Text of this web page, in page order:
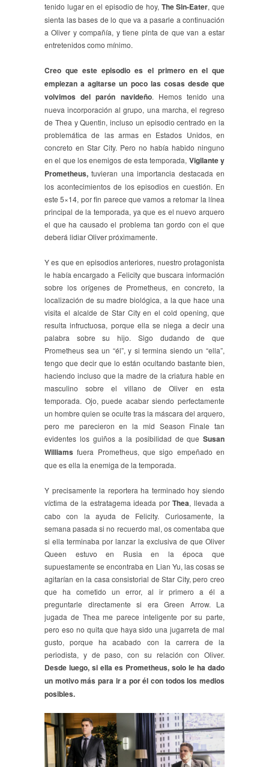
tenido lugar en el episodio de hoy, The Sin-Eater, que
sienta las bases de lo que va a pasarle a continuación
a Oliver y compañía, y tiene pinta de que van a estar
entretenidos como mínimo.
Creo que este episodio es el primero en el que
empiezan a agitarse un poco las cosas desde que
volvimos del parón navideño. Hemos tenido una
nueva incorporación al grupo, una marcha, el regreso
de Thea y Quentin, incluso un episodio centrado en la
problemática de las armas en Estados Unidos, en
concreto en Star City. Pero no había habido ninguno
en el que los enemigos de esta temporada, Vigilante y
Prometheus, tuvieran una importancia destacada en
los acontecimientos de los episodios en cuestión. En
este 5×14, por fin parece que vamos a retomar la línea
principal de la temporada, ya que es el nuevo arquero
el que ha causado el problema tan gordo con el que
deberá lidiar Oliver próximamente.
Y es que en episodios anteriores, nuestro protagonista
le había encargado a Felicity que buscara información
sobre los orígenes de Prometheus, en concreto, la
localización de su madre biológica, a la que hace una
visita el alcalde de Star City en el cold opening, que
resulta infructuosa, porque ella se niega a decir una
palabra sobre su hijo. Sigo dudando de que
Prometheus sea un “él”, y si termina siendo un “ella”,
tengo que decir que lo están ocultando bastante bien,
haciendo incluso que la madre de la criatura hable en
masculino sobre el villano de Oliver en esta
temporada. Ojo, puede acabar siendo perfectamente
un hombre quien se oculte tras la máscara del arquero,
pero me parecieron en la mid Season Finale tan
evidentes los guiños a la posibilidad de que Susan
Williams fuera Prometheus, que sigo empeñado en
que es ella la enemiga de la temporada.
Y precisamente la reportera ha terminado hoy siendo
víctima de la estratagema ideada por Thea, llevada a
cabo con la ayuda de Felicity. Curiosamente, la
semana pasada si no recuerdo mal, os comentaba que
si ella terminaba por lanzar la exclusiva de que Oliver
Queen estuvo en Rusia en la época que
supuestamente se encontraba en Lian Yu, las cosas se
agitarían en la casa consistorial de Star City, pero creo
que ha cometido un error, al ir primero a él a
preguntarle directamente si era Green Arrow. La
jugada de Thea me parece inteligente por su parte,
pero eso no quita que haya sido una jugarreta de mal
gusto, porque ha acabado con la carrera de la
periodista, y de paso, con su relación con Oliver.
Desde luego, si ella es Prometheus, solo le ha dado
un motivo más para ir a por él con todos los medios
posibles.